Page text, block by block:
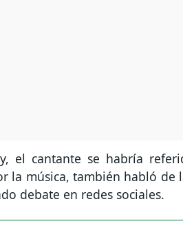
el cantante se habría
la música, también habló de
debate en redes sociales.